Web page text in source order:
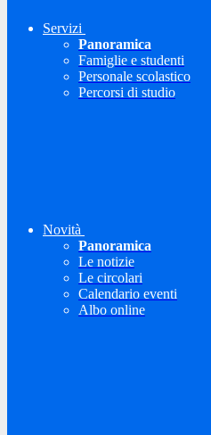
Servizi
Panoramica
Famiglie e studenti
Personale scolastico
Percorsi di studio
Novità
Panoramica
Le notizie
Le circolari
Calendario eventi
Albo online